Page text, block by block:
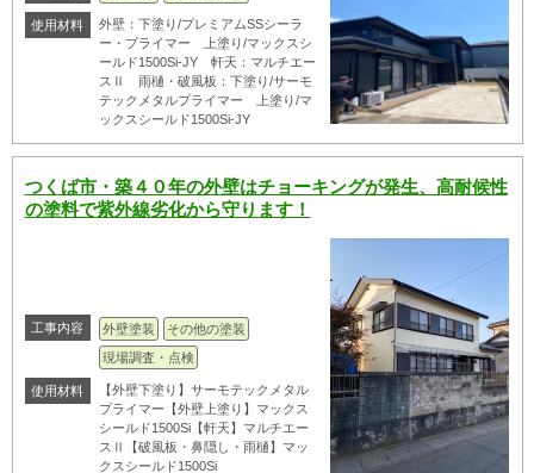
使用材料
外壁：下塗り/プレミアムSSシーラ
ー・プライマー 上塗り/マックスシ
ールド1500Si-JY 軒天：マルチエー
スⅡ 雨樋・破風板：下塗り/サーモ
テックメタルプライマー 上塗り/マ
ックスシールド1500Si-JY
つくば市・築４０年の外壁はチョーキングが発生、高耐候性
の塗料で紫外線劣化から守ります！
工事内容 外壁塗装
その他の塗装
現場調査・点検
使用材料
【外壁下塗り】サーモテックメタル
プライマー【外壁上塗り】マックス
シールド1500Si【軒天】マルチエー
スⅡ【破風板・鼻隠し・雨樋】マッ
クスシールド1500Si